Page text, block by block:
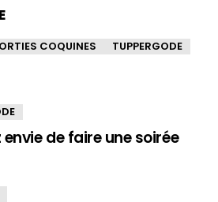
COQUINES TUPPERGODE
de faire une soirée